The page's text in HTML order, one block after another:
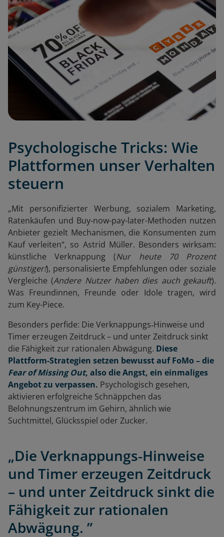
Psychologische Tricks: Wie
Plattformen unser Verhalten
steuern
„Mit personifizierter Werbung, sozialem Marketing,
Ratenkäufen und Buy-now-pay-later-Methoden nutzen
Anbieter gezielt Mechanismen, die Konsumenten zum
Kauf verleiten“, so Astrid Müller. Besonders wirksam:
künstliche Verknappung (Nur heute 70 Prozent
günstiger!), personalisierte Empfehlungen oder soziale
Vergleiche (Andere Nutzer haben dies auch gekauft).
Was Freundinnen, Freunde oder Idole tragen, wird
zum Key-Piece.
Besonders perfide: Die Verknappungs‑Hinweise und
Timer erzeugen Zeitdruck – und unter Zeitdruck sinkt
die Fähigkeit zur rationalen Abwägung. Diese
Plattform-Strategien setzen bewusst auf FoMo – die
Fear of Missing Out, also die Angst, ein einmaliges
Angebot zu verpassen. Psychologisch gesehen,
aktivieren erfolgreiche Schnäppchen das
Belohnungszentrum im Gehirn, ähnlich wie
Suchtmittel, Glücksspiel oder Zucker.
„Die Verknappungs‑Hinweise
und Timer erzeugen Zeitdruck
– und unter Zeitdruck sinkt die
Fähigkeit zur rationalen
Abwägung. ”